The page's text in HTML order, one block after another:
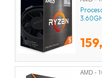
AMD -